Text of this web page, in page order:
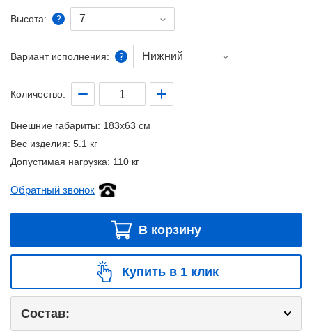
Высота: 7
Вариант исполнения: Нижний
Количество:
Внешние габариты: 183x63 см
Вес изделия: 5.1 кг
Допустимая нагрузка: 110 кг
Обратный звонок
В корзину
Купить в 1 клик
Состав: